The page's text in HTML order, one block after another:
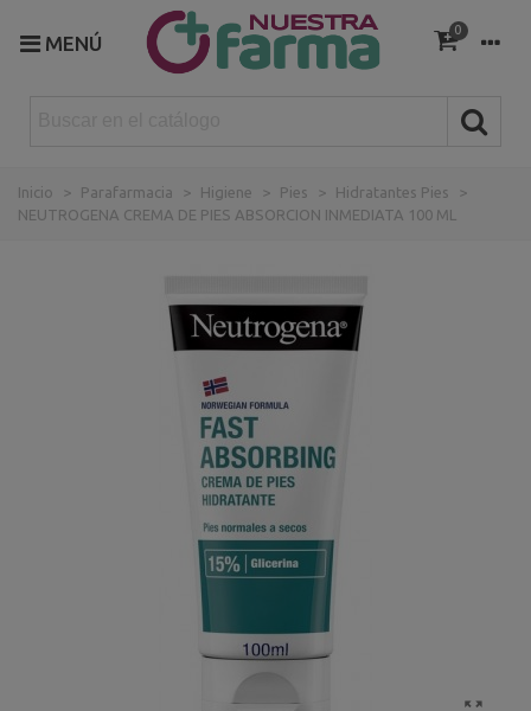
MENÚ
0
Inicio > Parafarmacia > Higiene > Pies > Hidratantes Pies
>
NEUTROGENA CREMA DE PIES ABSORCION INMEDIATA 100 ML